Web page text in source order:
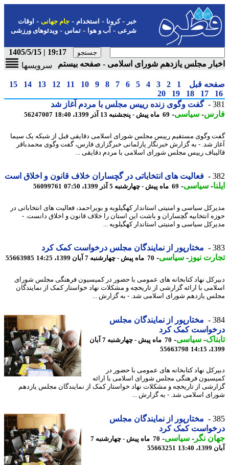
-کرونا-استخدام- جام جهانی-اوقات
شرعی-آب و هوا-تماس-ویدئوهای ورزشی
19:17 | 1405/5/15
مجلس یازدهم شورای اسلامی - صفحه بیستم
سرویسها
قبل 1
2
3
4
5
6
7
8
9
10
11
12
13
14
15
17
18
19
20
گفت وگوی زنده رییس مجلس با مردم آغاز شد
-سیاسی-69 ماه پیش - پنجشنبه 13 آذر 1399، 18:40 56247007
وگوی مستقیم رییس مجلس شورای اسلامی دقایقی قبل از شبکه یک سیما
شد. - به گزارش خبرنگار پارلمانی خبرگزاری فارس، گفت وگوی محمدباقر
رییس مجلس شورای اسلامی با مردم دقایقی ...
فعالیت های انتخاباتی در گچساران خلاف قانون و اخلاق است
-سیاسی-69 ماه پیش - چهارشنبه 5 آذر 1399، 07:50 56099761
سیاسی و امنیتی استاندار کهگیلویه و بویراحمد، فعالیت های انتخاباتی در
انتخابیه گچساران و باشت این استان را خلاف قانون و اخلاق دانست. -
سیاسی و امنیتی استاندار کهگیلویه ...
مختارپور از نمایندگان مجلس درخواست کمک کرد
نیوز-سیاسی-70 ماه پیش - چهارشنبه 7 آبان 1399، 14:25 55663985
نهاد کتابخانه‏ های عمومی با حضور در کمیسیون فرهنگی مجلس شورای
با ارائه گزارشی از تاریخچه و مشکلات نهاد خواستار کمک از نمایندگان
یازدهم شورای اسلامی شد. - به گزارش ...
مختارپور از نمایندگان مجلس
کمک کرد
-سیاسی-
70 ماه پیش - چهارشنبه 7 آبان
55663798
نهاد کتابخانه‏ های عمومی با حضور در
فرهنگی مجلس شورای اسلامی با ارائه
از تاریخچه و مشکلات نهاد خواستار کمک از نمایندگان مجلس یازدهم
اسلامی شد. - به گزارش ...
مختارپور از نمایندگان مجلس
کمک کرد
نگر -سیاسی-
70 ماه پیش - چهارشنبه 7
55663251